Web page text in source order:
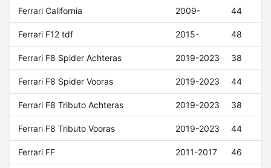
Ferrari California 2009- 44
Ferrari F12 tdf 2015- 48
Ferrari F8 Spider Achteras 2019-2023 38
Ferrari F8 Spider Vooras 2019-2023 44
Ferrari F8 Tributo Achteras 2019-2023 38
Ferrari F8 Tributo Vooras 2019-2023 44
Ferrari FF 2011-2017 46